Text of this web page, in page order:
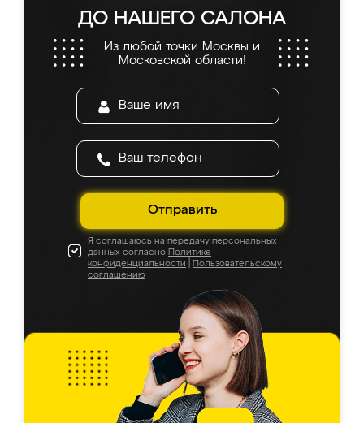
ДО НАШЕГО САЛОНА
Из любой точки Москвы и
Московской области!
Отправить
Я соглашаюсь на передачу персональных
данных согласно Политике
конфиденциальности
Пользовательскому
соглашению